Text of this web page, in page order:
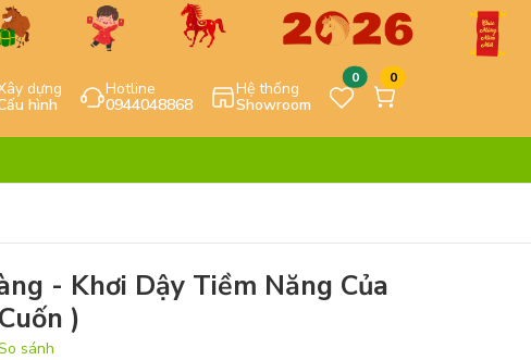
dựng
hình
Hotline
0944048868
Hệ thống
Showroom
0 0
- Khơi Dậy Tiềm Năng Của
)
sánh